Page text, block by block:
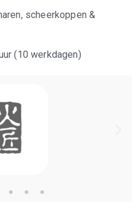
scheerkoppen &
(10 werkdagen)